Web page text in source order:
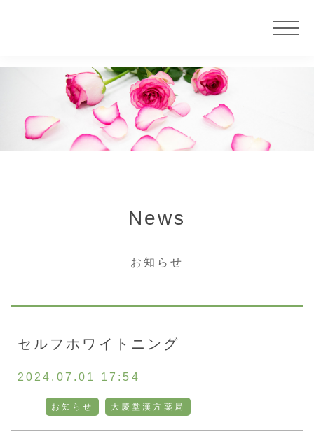
ニュース
サービス
採用情報
通販
News
お知らせ
セルフホワイトニング
2024.07.01 17:54
お知らせ 大慶堂漢方薬局